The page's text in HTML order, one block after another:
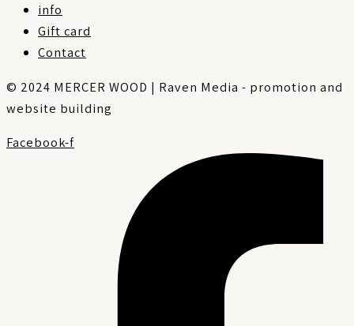
info
Gift card
Contact
© 2024 MERCER WOOD | Raven Media - promotion and
website building
Facebook-f